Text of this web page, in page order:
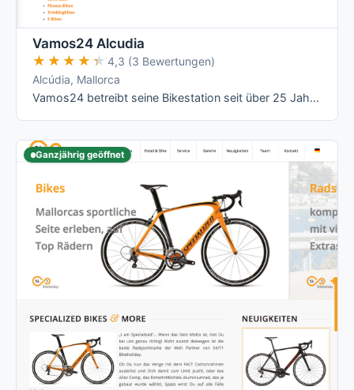
Vamos24 Alcudia
★★★★★
★★★★★ 4,3 (3 Bewertungen)
Alcúdia, Mallorca
Vamos24 betreibt seine Bikestation seit über 25 Jahren in Alcudia und deckt mit Rennrad, Mountainbike (Fully und Hardtail), E-Mountainbike, …
Ganzjährig geöffnet